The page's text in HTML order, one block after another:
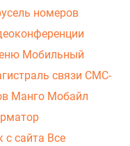
номеров
Мобильный
связи СМС-
Манго Мобайл
с сайта Все